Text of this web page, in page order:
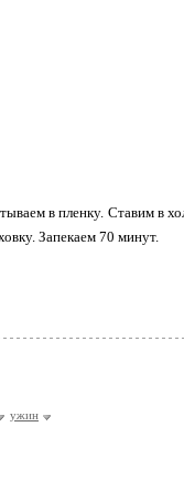
в пленку. Ставим в
Запекаем 70 минут.
ужин